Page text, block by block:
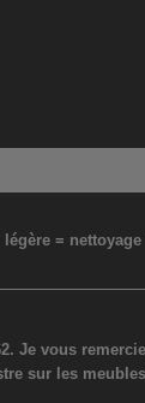
=
Je vous
sur les